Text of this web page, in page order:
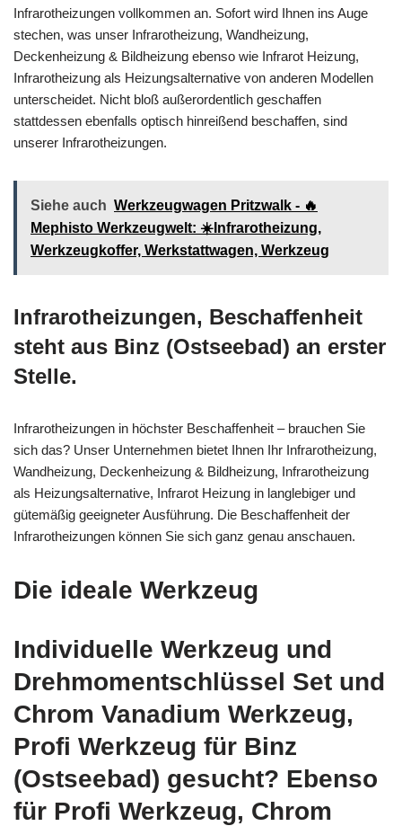
Infrarotheizungen vollkommen an. Sofort wird Ihnen ins Auge
stechen, was unser Infrarotheizung, Wandheizung,
Deckenheizung & Bildheizung ebenso wie Infrarot Heizung,
Infrarotheizung als Heizungsalternative von anderen Modellen
unterscheidet. Nicht bloß außerordentlich geschaffen
stattdessen ebenfalls optisch hinreißend beschaffen, sind
unserer Infrarotheizungen.
Siehe auch Werkzeugwagen Pritzwalk - 🔥
Mephisto Werkzeugwelt: ☀️Infrarotheizung,
Werkzeugkoffer, Werkstattwagen, Werkzeug
Infrarotheizungen, Beschaffenheit
steht aus Binz (Ostseebad) an erster
Stelle.
Infrarotheizungen in höchster Beschaffenheit – brauchen Sie
sich das? Unser Unternehmen bietet Ihnen Ihr Infrarotheizung,
Wandheizung, Deckenheizung & Bildheizung, Infrarotheizung
als Heizungsalternative, Infrarot Heizung in langlebiger und
gütemäßig geeigneter Ausführung. Die Beschaffenheit der
Infrarotheizungen können Sie sich ganz genau anschauen.
Die ideale Werkzeug
Individuelle Werkzeug und
Drehmomentschlüssel Set und
Chrom Vanadium Werkzeug,
Profi Werkzeug für Binz
(Ostseebad) gesucht? Ebenso
für Profi Werkzeug, Chrom